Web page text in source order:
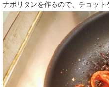
ナポリタンを作るので、チョッ